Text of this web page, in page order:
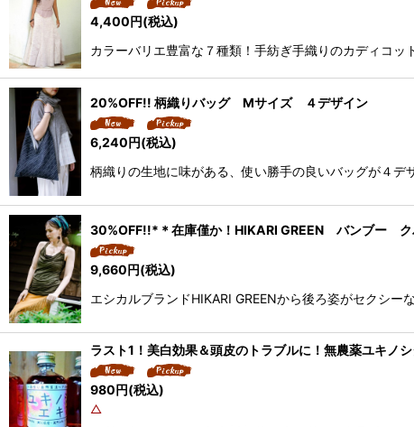
4,400円(税込)
カラーバリエ豊富な７種類！手紡ぎ手織りのカディコ
20%OFF!! 柄織りバッグ Mサイズ ４デザイン
6,240円(税込)
柄織りの生地に味がある、使い勝手の良いバッグが４
30%OFF!!*＊在庫僅か！HIKARI GREEN バンブー
9,660円(税込)
エシカルブランドHIKARI GREENから後ろ姿がセクシ
ラスト1！美白効果＆頭皮のトラブルに！無農薬ユキ
980円(税込)
△